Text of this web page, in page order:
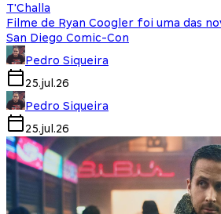
T'Challa
Filme de Ryan Coogler foi uma das
San Diego Comic-Con
Pedro Siqueira
25.jul.26
Pedro Siqueira
25.jul.26